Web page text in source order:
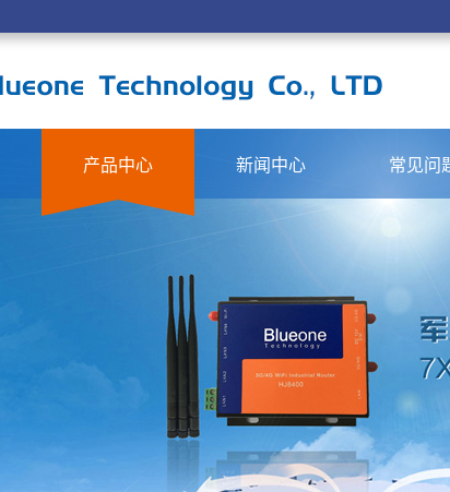
产品中心 新闻中心 常见问